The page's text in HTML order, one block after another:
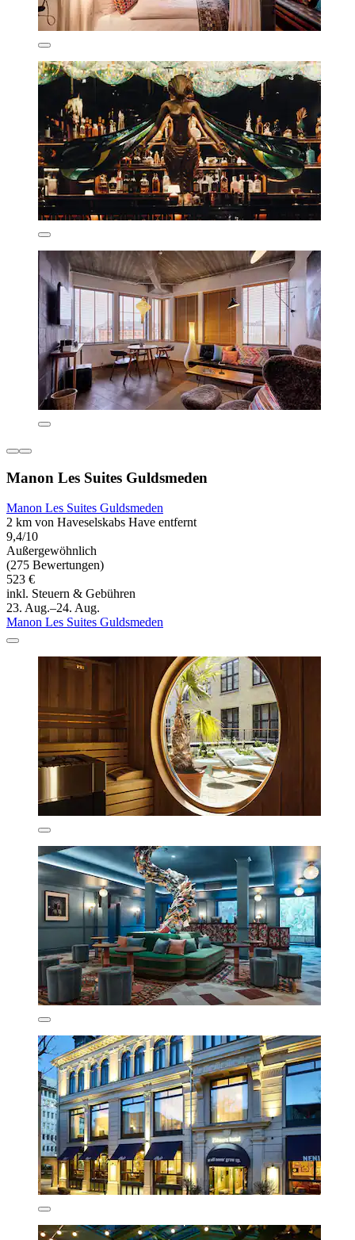
Manon Les Suites Guldsmeden
Manon Les Suites Guldsmeden
2 km von Haveselskabs Have entfernt
9,4/10
Außergewöhnlich
(275 Bewertungen)
523 €
inkl. Steuern & Gebühren
23. Aug.–24. Aug.
Manon Les Suites Guldsmeden